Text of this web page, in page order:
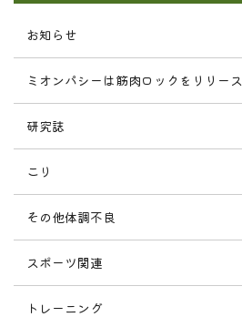
お知らせ
ミオンパシーは筋肉ロックをリリース
研究誌
こり
その他体調不良
スポーツ関連
トレーニング